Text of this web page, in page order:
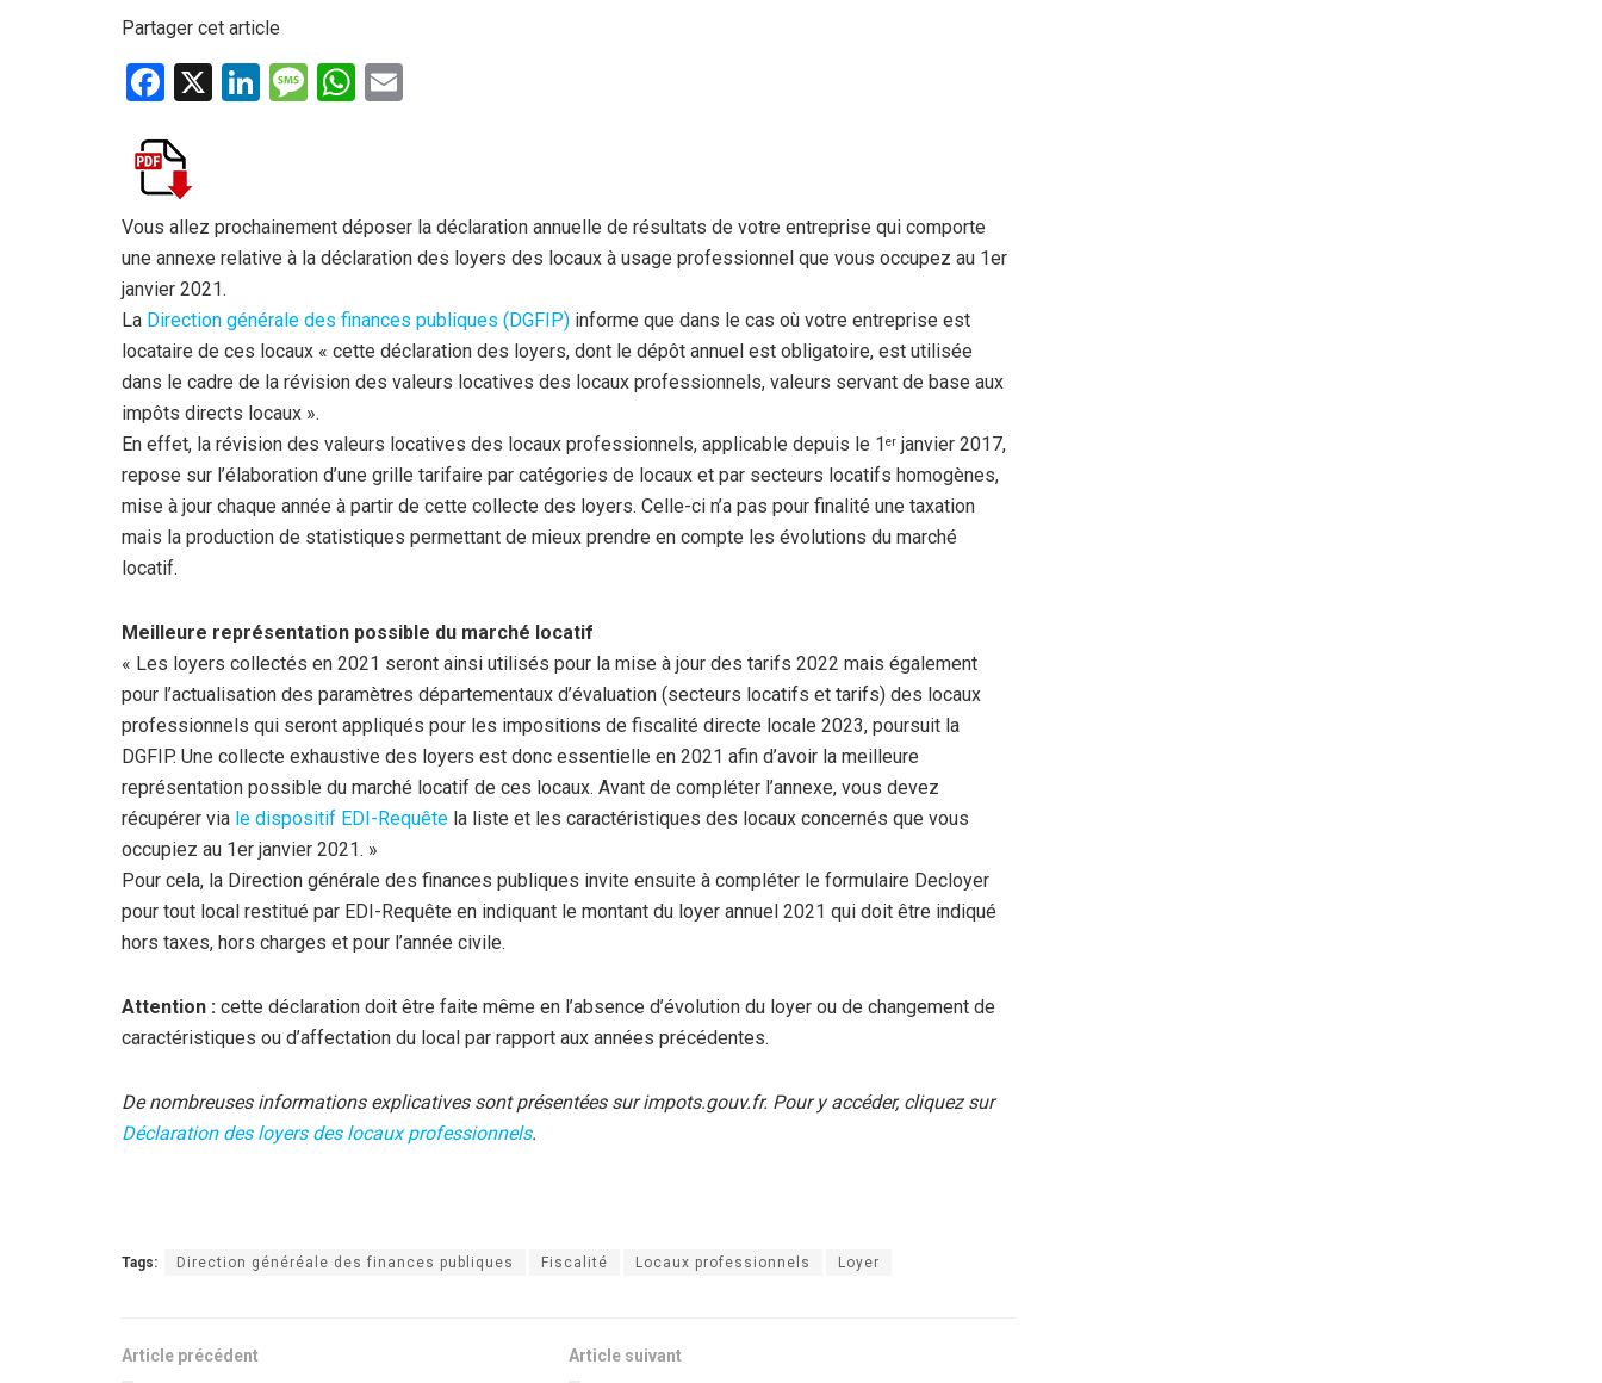
Partager cet article
F
ce
b
o
o
k
X
Li
n
M
g
e
W
A
p
p
Vous allez prochainement déposer la déclaration annuelle de résultats de votre entreprise qui comporte
une annexe relative à la déclaration des loyers des locaux à usage professionnel que vous occupez au 1er
janvier 2021.
La Direction générale des finances publiques (DGFIP) informe que dans le cas où votre entreprise est
locataire de ces locaux « cette déclaration des loyers, dont le dépôt annuel est obligatoire, est utilisée
dans le cadre de la révision des valeurs locatives des locaux professionnels, valeurs servant de base aux
impôts directs locaux ».
En effet, la révision des valeurs locatives des locaux professionnels, applicable depuis le 1er janvier 2017,
repose sur l’élaboration d’une grille tarifaire par catégories de locaux et par secteurs locatifs homogènes,
mise à jour chaque année à partir de cette collecte des loyers. Celle-ci n’a pas pour finalité une taxation
mais la production de statistiques permettant de mieux prendre en compte les évolutions du marché
locatif.
Meilleure représentation possible du marché locatif
« Les loyers collectés en 2021 seront ainsi utilisés pour la mise à jour des tarifs 2022 mais également
pour l’actualisation des paramètres départementaux d’évaluation (secteurs locatifs et tarifs) des locaux
professionnels qui seront appliqués pour les impositions de fiscalité directe locale 2023, poursuit la
DGFIP. Une collecte exhaustive des loyers est donc essentielle en 2021 afin d’avoir la meilleure
représentation possible du marché locatif de ces locaux. Avant de compléter l’annexe, vous devez
récupérer via le dispositif EDI-Requête la liste et les caractéristiques des locaux concernés que vous
occupiez au 1er janvier 2021. »
Pour cela, la Direction générale des finances publiques invite ensuite à compléter le formulaire Decloyer
pour tout local restitué par EDI-Requête en indiquant le montant du loyer annuel 2021 qui doit être indiqué
hors taxes, hors charges et pour l’année civile.
Attention : cette déclaration doit être faite même en l’absence d’évolution du loyer ou de changement de
caractéristiques ou d’affectation du local par rapport aux années précédentes.
De nombreuses informations explicatives sont présentées sur impots.gouv.fr. Pour y accéder, cliquez sur
Déclaration des loyers des locaux professionnels.
Tags: Direction généréale des finances publiques Fiscalité Locaux professionnels Loyer
Article précédent Article suivant